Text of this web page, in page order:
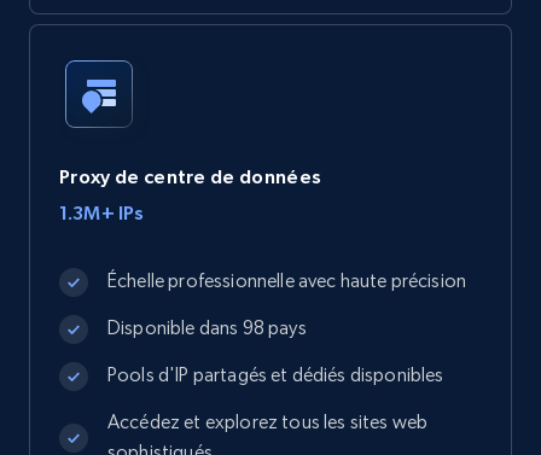
Proxy de centre de données
1.3M+ IPs
Échelle professionnelle avec haute précision
Disponible dans 98 pays
Pools d'IP partagés et dédiés disponibles
Accédez et explorez tous les sites web